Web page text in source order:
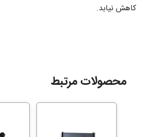
کاهش نیابد.
محصولات مرتبط